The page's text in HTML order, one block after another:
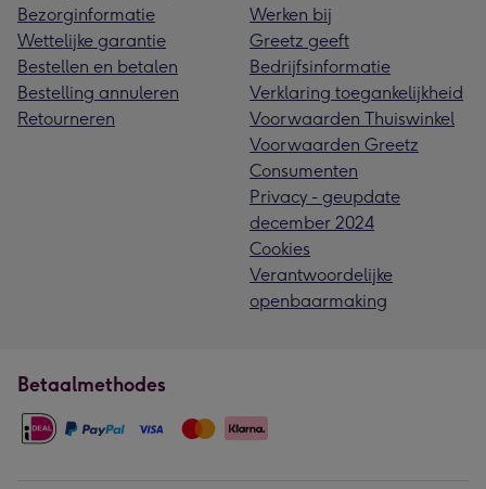
Bezorginformatie
Wettelijke garantie
Bestellen en betalen
Bestelling annuleren
Retourneren
Werken bij
Greetz geeft
Bedrijfsinformatie
Verklaring toegankelijkheid
Voorwaarden Thuiswinkel
Voorwaarden Greetz
Consumenten
Privacy - geupdate
december 2024
Cookies
Verantwoordelijke
openbaarmaking
Betaalmethodes